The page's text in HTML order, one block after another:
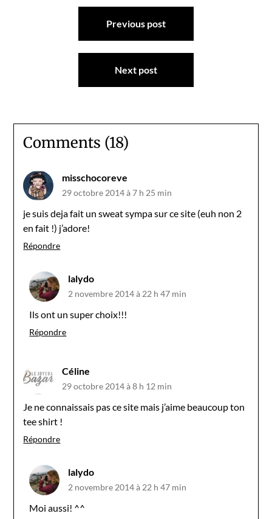
Navigation
Previous post
Next post
Comments (18)
misschocoreve
29 octobre 2014 à 7 h 25 min
je suis deja fait un sweat sympa sur ce site (euh non 2
en fait !) j’adore!
Répondre
lalydo
2 novembre 2014 à 22 h 47 min
Ils ont un super choix!!!
Répondre
Céline
29 octobre 2014 à 8 h 12 min
Je ne connaissais pas ce site mais j’aime beaucoup ton
tee shirt !
Répondre
lalydo
2 novembre 2014 à 22 h 47 min
Moi aussi! ^^